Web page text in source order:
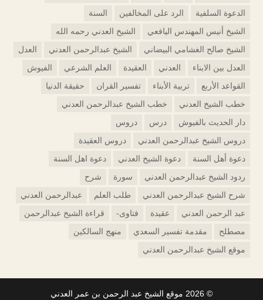
الدعوة السلفية
الرد على المخالفين
السنة
الشيخ أنيس المهندس اليافعي
الشيخ العدني رحمه الله
الشيخ صالح الغشامي البيضاني
الشيخ عبدالرحمن العدني
العدل
العدل بين الابناء
العدني العقيدة العلم الشرعي
الفيوش
القواعد الأربع
تربية الأبناء تفسير القران
حقيقة الدنيا
خطب الشيخ العدني
خطب الشيخ عبدالرحمن العدني
دار الحديث بالفيوش
درس
دروس
دروس الشيخ عبدالرحمن العدني
دروس العقيدة
دعوة أهل السنة
دعوة الشيخ العدني
دعوة اهل السنة
ردود الشيخ عبدالرحمن العدني
سورة
شرح
شرح الشيخ عبدالرحمن العدني
طلب العلم
عبدالرحمن العدني
عبد الرحمن العدني
عقيدة فتاوى-
قراءة الشيخ عبدالرحمن
مصطلح
مقدمة تفسير السعدي
منهج السالكين
موقع الشيخ عبدالرحمن العدني
© 2026 موقع الشيخ عبد الرحمن بن عمر العدني